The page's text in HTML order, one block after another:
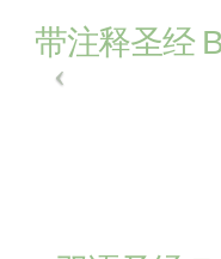
带注释圣经